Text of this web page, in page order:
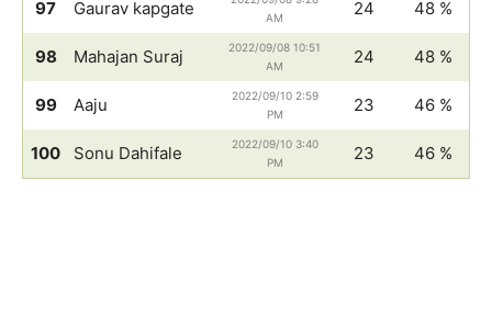
97 Gaurav kapgate
AM
24 48 %
98 Mahajan Suraj
2022/09/08 10:51
AM
24 48 %
99 Aaju
2022/09/10 2:59
PM
23 46 %
100 Sonu Dahifale
2022/09/10 3:40
PM
23 46 %